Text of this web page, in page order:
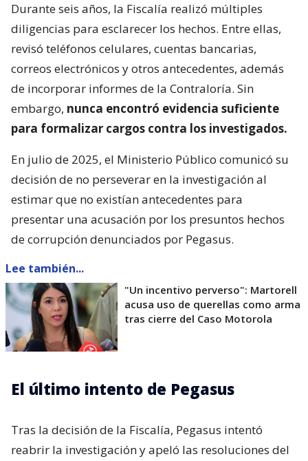
Durante seis años, la Fiscalía realizó múltiples
diligencias para esclarecer los hechos. Entre ellas,
revisó teléfonos celulares, cuentas bancarias,
correos electrónicos y otros antecedentes, además
de incorporar informes de la Contraloría. Sin
embargo, nunca encontró evidencia suficiente
para formalizar cargos contra los investigados.
En julio de 2025, el Ministerio Público comunicó su
decisión de no perseverar en la investigación al
estimar que no existían antecedentes para
presentar una acusación por los presuntos hechos
de corrupción denunciados por Pegasus.
Lee también...
"Un incentivo perverso": Martorell
acusa uso de querellas como arma
tras cierre del Caso Motorola
El último intento de Pegasus
Tras la decisión de la Fiscalía, Pegasus intentó
reabrir la investigación y apeló las resoluciones del